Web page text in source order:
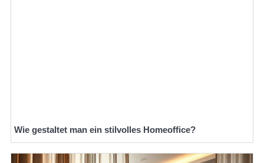
Wie gestaltet man ein stilvolles Homeoffice?